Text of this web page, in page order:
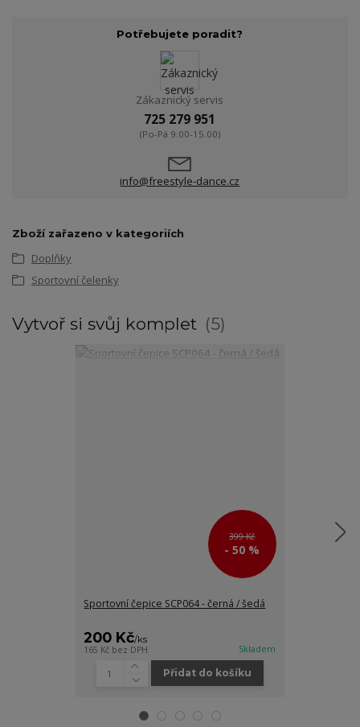
Potřebujete poradit?
Zákaznický servis
725 279 951
(Po-Pá 9:00-15.00)
info@freestyle-dance.cz
Zboží zařazeno v kategoriích
Doplňky
Sportovní čelenky
Vytvoř si svůj komplet 5
399 Kč
- 50 %
Sportovní čepice SCP064 - černá / šedá
200 Kč/ks
165 Kč bez DPH Skladem
Přidat do košíku